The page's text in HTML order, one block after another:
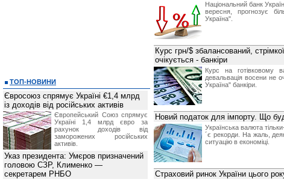
Національний банк
вересня, прогнозує
Україна".
Курс грн/$ збалансований,
очікується - банкіри
Курс на готівковому
девальвація восени не
Україна" банкіри.
Новий податок для імпорту. Що
Українська валюта
´є рекорди. На жаль,
ситуацію в економіці.
Страховий ринок України цього
ТОП-НОВИНИ
Євросоюз спрямує Україні €1,4 млрд
із доходів від російських активів
Європейський Союз спрямує
Україні 1,4 млрд євро за
рахунок доходів від
заморожених російських
активів.
Указ президента: Умєров призначений
головою СЗР, Клименко —
секретарем РНБО